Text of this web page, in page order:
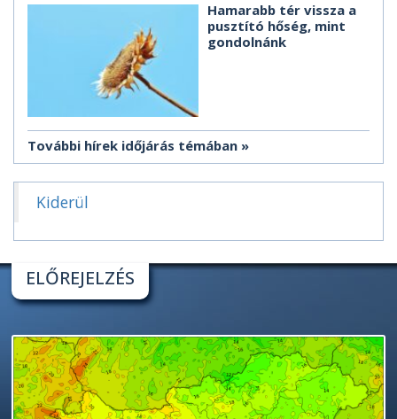
Hamarabb tér vissza a
pusztító hőség, mint
gondolnánk
További hírek időjárás témában
Kiderül
ELŐREJELZÉS